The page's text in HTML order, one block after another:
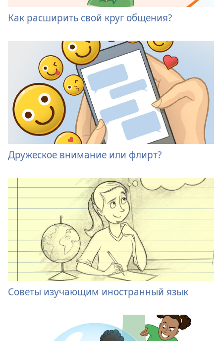
Как расширить свой круг общения?
Дружеское внимание или флирт?
Советы изучающим иностранный язык